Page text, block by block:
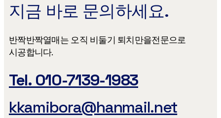
지금 바로 문의하세요.
반짝반짝열매는 오직 비둘기 퇴치만을​ 전문으로
시공합니다.
Tel. 010-7139-1983
kkamibora@hanmail.net